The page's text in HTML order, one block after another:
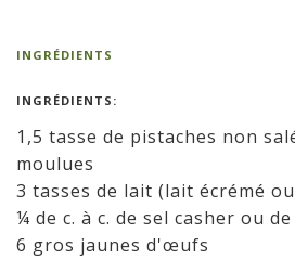
INGRÉDIENTS
INGRÉDIENTS:
1,5 tasse de pistaches non
moulues
3 tasses de lait (lait écrémé
¼ de c. à c. de sel casher ou
6 gros jaunes d'œufs